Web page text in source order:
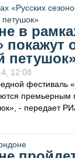
в
покажут
12:08
фестиваль
премьерным
- передает